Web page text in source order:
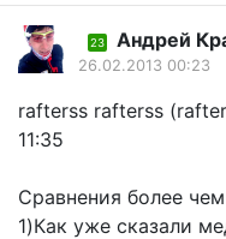
23 Андрей
26.02.2013 00:23
rafterss rafterss
11:35
Сравнения более
1)Как уже сказали